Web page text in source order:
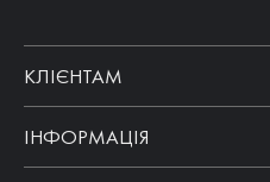
КЛІЄНТАМ
ІНФОРМАЦІЯ